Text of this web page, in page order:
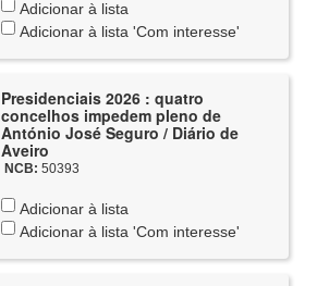
Adicionar à lista
Adicionar à lista 'Com interesse'
Presidenciais 2026 : quatro
concelhos impedem pleno de
António José Seguro / Diário de
Aveiro
NCB: 50393
Adicionar à lista
Adicionar à lista 'Com interesse'